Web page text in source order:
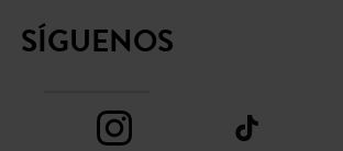
SÍGUENOS